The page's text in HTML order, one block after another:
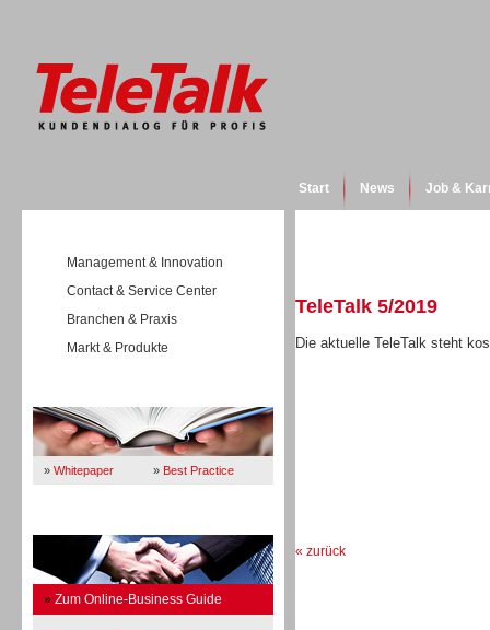
Start News Job &
Management & Innovation
Contact & Service Center
Branchen & Praxis
Markt & Produkte
» Whitepaper » Best Practice
» Zum Online-Business Guide
TeleTalk 5/2019
Die aktuelle TeleTalk steht
« zurück